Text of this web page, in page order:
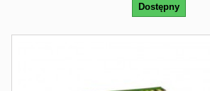
Dostępny